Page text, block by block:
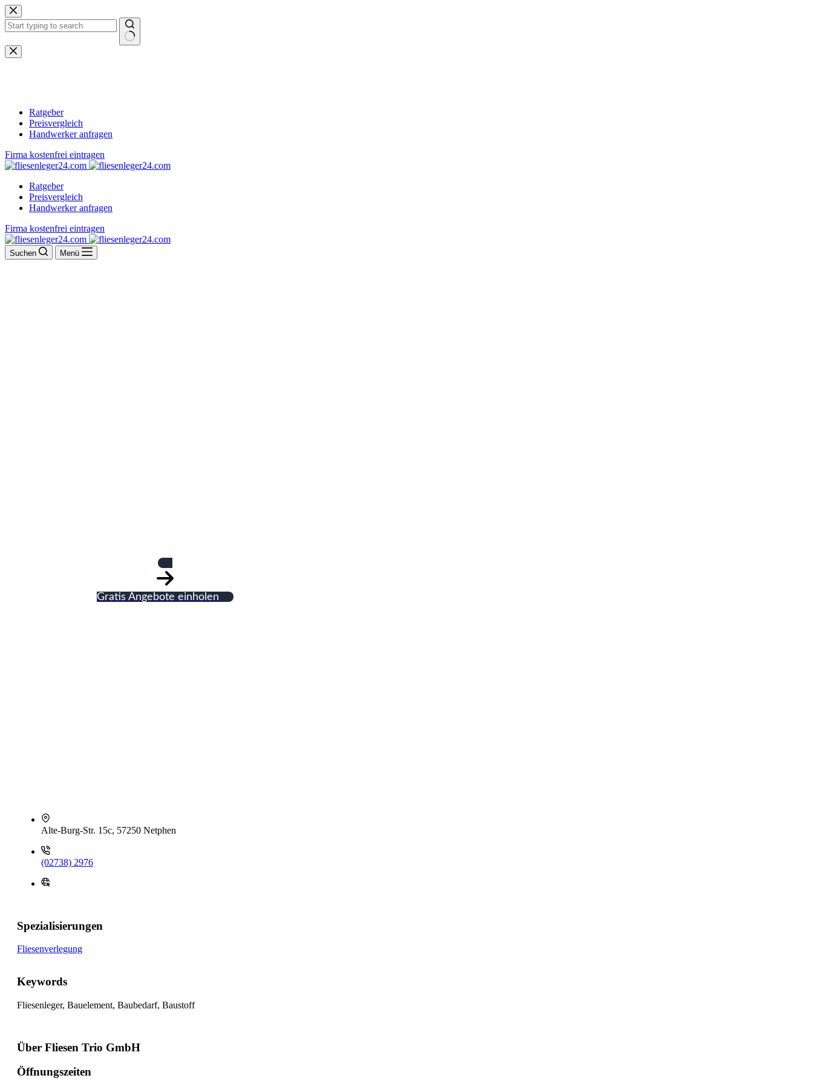
Zum
Inhalt
springen
Keine
Ergebnisse
Ratgeber
Preisvergleich
Handwerker anfragen
Firma kostenfrei eintragen
Ratgeber
Preisvergleich
Handwerker anfragen
Firma kostenfrei eintragen
Suchen Menü
Gratis Angebote einholen
Alte-Burg-Str. 15c, 57250 Netphen
(02738) 2976
Spezialisierungen
Fliesenverlegung
Keywords
Fliesenleger, Bauelement, Baubedarf, Baustoff
Über Fliesen Trio GmbH
Öffnungszeiten